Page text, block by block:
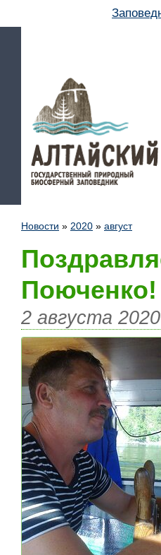
Новости » 2020 » август
Поюченко!
2 августа